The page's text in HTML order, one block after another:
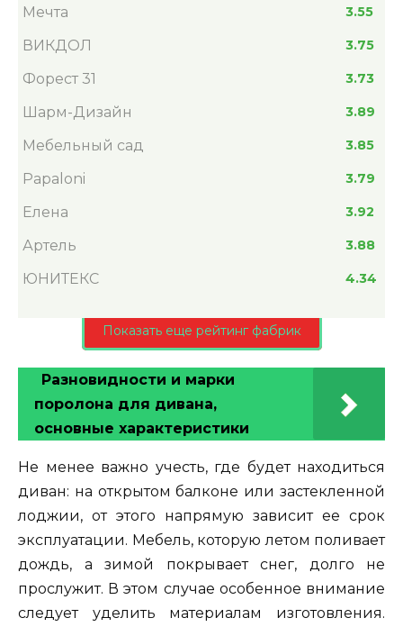
Мечта 3.55
ВИКДОЛ 3.75
Форест 31 3.73
Шарм-Дизайн 3.89
Мебельный сад 3.85
Papaloni 3.79
Елена 3.92
Артель 3.88
ЮНИТЕКС 4.34
Показать еще рейтинг фабрик
Разновидности и марки
поролона для дивана,
основные характеристики
Не менее важно учесть, где будет находиться
диван: на открытом балконе или застекленной
лоджии, от этого напрямую зависит ее срок
эксплуатации. Мебель, которую летом поливает
дождь, а зимой покрывает снег, долго не
прослужит. В этом случае особенное внимание
следует уделить материалам изготовления.